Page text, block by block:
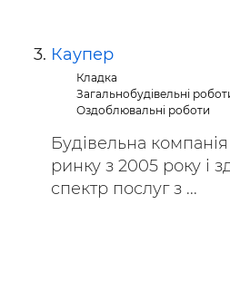
Каупер
Кладка
Загальнобудівельні
Оздоблювальні роботи
Будівельна
ринку з 2005 року і
спектр послуг з ...